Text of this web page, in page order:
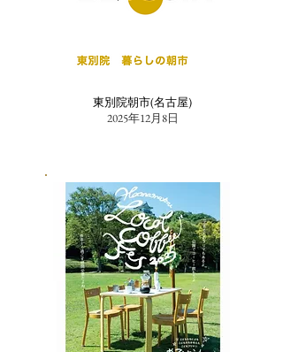
東別院朝市(名古屋)
2025年12月8日